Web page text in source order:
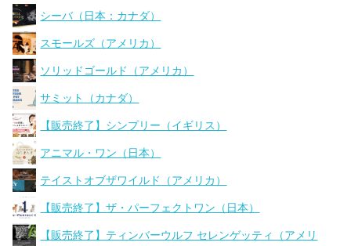
シーバ（日本：カナダ）
スモールズ（アメリカ）
ソリッドゴールド（アメリカ）
サミット（カナダ）
【販売終了】シンプリー（イギリス）
アニマル・ワン（日本）
テイストオブザワイルド（アメリカ）
【販売終了】ザ・パーフェクトワン（日本）
【販売終了】ティンバーウルフ セレンゲッティ（アメリ